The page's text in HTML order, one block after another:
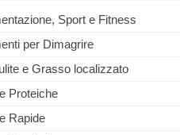
Sport e Fitness
per Dimagrire
e Grasso localizzato
Proteiche
Rapide